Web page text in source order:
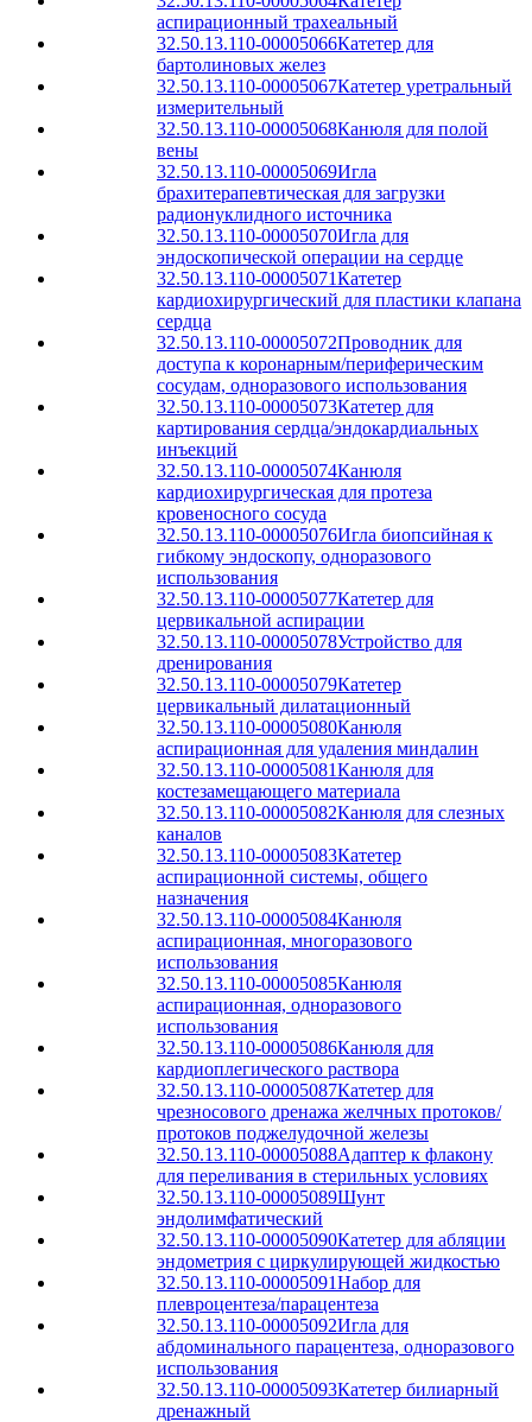
аспирационный трахеальный
32.50.13.110-00005066Катетер для
бартолиновых желез
32.50.13.110-00005067Катетер уретральный
измерительный
32.50.13.110-00005068Канюля для полой
вены
32.50.13.110-00005069Игла
брахитерапевтическая для загрузки
радионуклидного источника
32.50.13.110-00005070Игла для
эндоскопической операции на сердце
32.50.13.110-00005071Катетер
кардиохирургический для пластики клапана
сердца
32.50.13.110-00005072Проводник для
доступа к коронарным/периферическим
сосудам, одноразового использования
32.50.13.110-00005073Катетер для
картирования сердца/эндокардиальных
инъекций
32.50.13.110-00005074Канюля
кардиохирургическая для протеза
кровеносного сосуда
32.50.13.110-00005076Игла биопсийная к
гибкому эндоскопу, одноразового
использования
32.50.13.110-00005077Катетер для
цервикальной аспирации
32.50.13.110-00005078Устройство для
дренирования
32.50.13.110-00005079Катетер
цервикальный дилатационный
32.50.13.110-00005080Канюля
аспирационная для удаления миндалин
32.50.13.110-00005081Канюля для
костезамещающего материала
32.50.13.110-00005082Канюля для слезных
каналов
32.50.13.110-00005083Катетер
аспирационной системы, общего
назначения
32.50.13.110-00005084Канюля
аспирационная, многоразового
использования
32.50.13.110-00005085Канюля
аспирационная, одноразового
использования
32.50.13.110-00005086Канюля для
кардиоплегического раствора
32.50.13.110-00005087Катетер для
чрезносового дренажа желчных протоков/
протоков поджелудочной железы
32.50.13.110-00005088Адаптер к флакону
для переливания в стерильных условиях
32.50.13.110-00005089Шунт
эндолимфатический
32.50.13.110-00005090Катетер для абляции
эндометрия с циркулирующей жидкостью
32.50.13.110-00005091Набор для
плевроцентеза/парацентеза
32.50.13.110-00005092Игла для
абдоминального парацентеза, одноразового
использования
32.50.13.110-00005093Катетер билиарный
дренажный